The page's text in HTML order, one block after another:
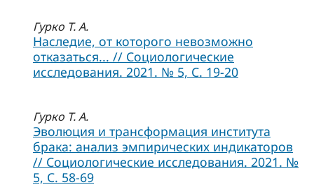
Гурко Т. А.
Наследие, от которого невозможно
отказаться... // Социологические
исследования. 2021. № 5, C. 19-20
Гурко Т. А.
Эволюция и трансформация института
брака: анализ эмпирических индикаторов
// Социологические исследования. 2021. №
5, C. 58-69